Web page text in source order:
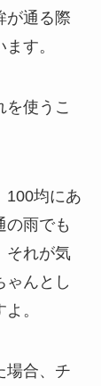
が通る際
す。
を使うこ
100均にあ
の雨でも
それが気
ゃんとし
。
合、 チ